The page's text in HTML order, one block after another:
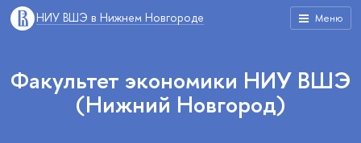
Меню
НИУ ВШЭ в Нижнем Новгороде
Факультет экономики НИУ ВШЭ
(Нижний Новгород)